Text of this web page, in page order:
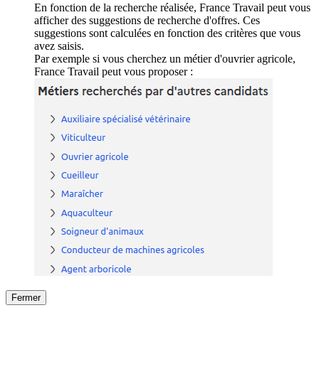
En fonction de la recherche réalisée, France Travail peut vous
afficher des suggestions de recherche d'offres. Ces
suggestions sont calculées en fonction des critères que vous
avez saisis.
Par exemple si vous cherchez un métier d'ouvrier agricole,
France Travail peut vous proposer :
Fermer